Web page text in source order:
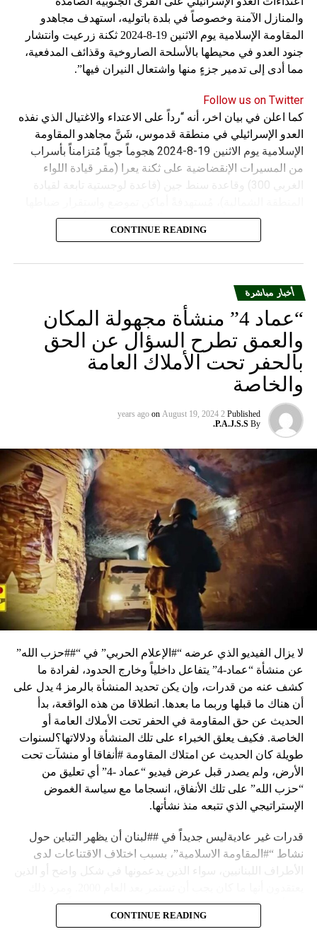
و98.1 و96.2 FM
RELATED TOPICS:
التعليم الأساسي هنأت المعلمين والتلامذة والأهالي
العام الدراسي الجديد
DON'T MISS
انطلاق رالي الأرز ال27 برعاية قائد الجيش وروجيه فغالي
يتصدر المرحلة الاستعراضية
والمنازل الآمنة وخصوصاً في بلدة باتوليه، استهدف مجاهدو
المقاومة الإسلامية يوم الاثنين 19-8-2024 ثكنة زرعيت وانتشار
جنود العدو في محيطها بالأسلحة الصاروخية وقذائف المدفعية،
مما أدى إلى تدمير جزءٍ منها واشتعال النيران فيها”.
Follow us on Twitter
كما اعلن في بيان اخر، أنه “رداً على الاعتداء والاغتيال الذي نفذه
العدو الإسرائيلي في منطقة قدموس، شَنَّ مجاهدو المقاومة
الإسلامية يوم الاثنين 19-8-2024 هجوماً جوياً مُتزامناً بأسراب
من المسيرات الإنقضاضية على ثكنة يعرا (مقر قيادة اللواء
الغربي 300) وقاعدة سنط جين (قاعدة لوجستية تابعة لقيادة
وجنودها وأصابت أهدافها بدقة وأوقعت فيهم عدداً من القتلى
CONTINUE READING
أخبار مباشرة
“عماد 4” منشأة مجهولة المكان
والعمق تطرح السؤال عن الحق
بالحفر تحت الأملاك العامة
والخاصة
Published
2 years ago
on August 19, 2024
By
P.A.J.S.S.
لا يزال الفيديو الذي عرضه “#الإعلام الحربي” في “##حزب الله”
عن منشأة “عماد-4” يتفاعل داخلياً وخارج الحدود، لفرادة ما
كشف عنه من قدرات، وإن يكن تحديد المنشأة بالرمز 4 يدل على
أن هناك ما قبلها وربما ما بعدها. انطلاقا من هذه الواقعة، بدأ
الحديث عن حق المقاومة في الحفر تحت الأملاك العامة أو
الخاصة. فكيف يعلق الخبراء على تلك المنشأة ودلالاتها؟لسنوات
طويلة كان الحديث عن امتلاك المقاومة #أنفاقا أو منشآت تحت
الأرض، ولم يصدر قبل عرض فيديو “عماد -4” أي تعليق من
“حزب الله” على تلك الأنفاق، انسجاما مع سياسة الغموض
الإستراتيجي الذي تتبعه منذ نشأتها.
قدرات غير عاديةليس جديداً في ##لبنان أن يظهر التباين حول
نشاط “#المقاومة الاسلامية”، بسبب اختلاف الاقتناعات لدى
الأطراف اللبنانيين، سواء الذين يدعمونها في شكل واضح أو الذين
إلى أن المقاومة ضد الاحتلال الإسرائيلي لم تكن يوماً محط
إجماع داخلي، وإن كانت القوى اللبنانية المؤمنة بالصراع ضد
CONTINUE READING